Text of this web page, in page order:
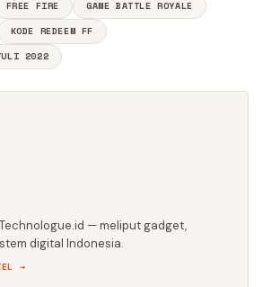
FREE FIRE
GAME BATTLE ROYALE
KODE REDEEM FF
2022
— meliput gadget,
digital Indonesia.
→